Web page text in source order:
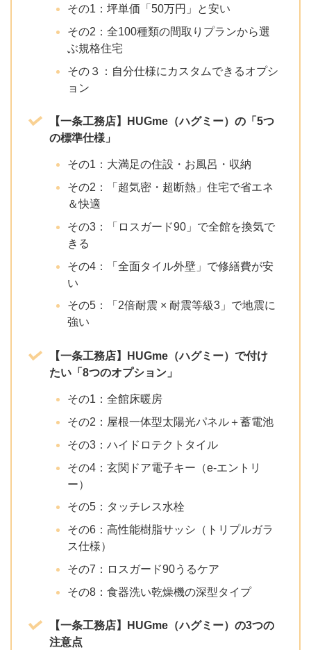
その1：坪単価「50万円」と安い
その2：全100種類の間取りプランから選
ぶ規格住宅
その３：自分仕様にカスタムできるオプシ
ョン
【一条工務店】HUGme（ハグミー）の「5つ
の標準仕様」
その1：大満足の住設・お風呂・収納
その2：「超気密・超断熱」住宅で省エネ
＆快適
その3：「ロスガード90」で全館を換気で
きる
その4：「全面タイル外壁」で修繕費が安
い
その5：「2倍耐震 × 耐震等級3」で地震に
強い
【一条工務店】HUGme（ハグミー）で付け
たい「8つのオプション」
その1：全館床暖房
その2：屋根一体型太陽光パネル＋蓄電池
その3：ハイドロテクトタイル
その4：玄関ドア電子キー（e-エントリ
ー）
その5：タッチレス水栓
その6：高性能樹脂サッシ（トリプルガラ
ス仕様）
その7：ロスガード90うるケア
その8：食器洗い乾燥機の深型タイプ
【一条工務店】HUGme（ハグミー）の3つの
注意点